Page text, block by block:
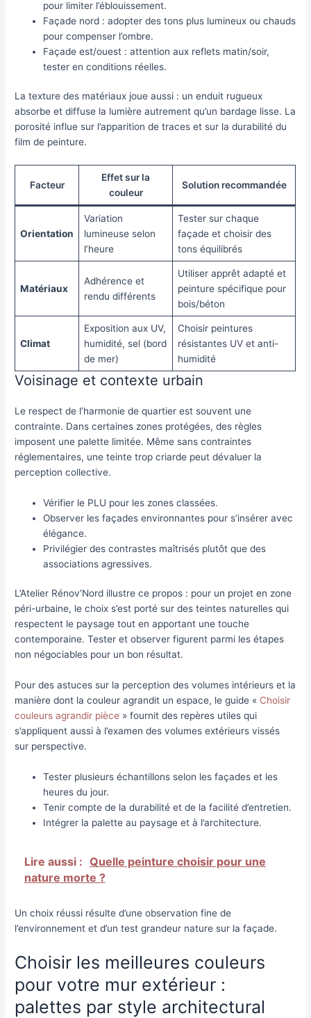
pour limiter l’éblouissement.
Façade nord : adopter des tons plus lumineux ou chauds
pour compenser l’ombre.
Façade est/ouest : attention aux reflets matin/soir,
tester en conditions réelles.
La texture des matériaux joue aussi : un enduit rugueux
absorbe et diffuse la lumière autrement qu’un bardage lisse. La
porosité influe sur l’apparition de traces et sur la durabilité du
film de peinture.
Facteur
Effet sur la
couleur
Solution recommandée
Orientation
Variation
lumineuse selon
l’heure
Tester sur chaque
façade et choisir des
tons équilibrés
Matériaux
Adhérence et
rendu différents
Utiliser apprêt adapté et
peinture spécifique pour
bois/béton
Climat
Exposition aux UV,
humidité, sel (bord
de mer)
Choisir peintures
résistantes UV et anti-
humidité
Voisinage et contexte urbain
Le respect de l’harmonie de quartier est souvent une
contrainte. Dans certaines zones protégées, des règles
imposent une palette limitée. Même sans contraintes
réglementaires, une teinte trop criarde peut dévaluer la
perception collective.
Vérifier le PLU pour les zones classées.
Observer les façades environnantes pour s’insérer avec
élégance.
Privilégier des contrastes maîtrisés plutôt que des
associations agressives.
L’Atelier Rénov’Nord illustre ce propos : pour un projet en zone
péri-urbaine, le choix s’est porté sur des teintes naturelles qui
respectent le paysage tout en apportant une touche
contemporaine. Tester et observer figurent parmi les étapes
non négociables pour un bon résultat.
Pour des astuces sur la perception des volumes intérieurs et la
manière dont la couleur agrandit un espace, le guide « Choisir
couleurs agrandir pièce » fournit des repères utiles qui
s’appliquent aussi à l’examen des volumes extérieurs vissés
sur perspective.
Tester plusieurs échantillons selon les façades et les
heures du jour.
Tenir compte de la durabilité et de la facilité d’entretien.
Intégrer la palette au paysage et à l’architecture.
Lire aussi : Quelle peinture choisir pour une
nature morte ?
Un choix réussi résulte d’une observation fine de
l’environnement et d’un test grandeur nature sur la façade.
Choisir les meilleures couleurs
pour votre mur extérieur :
palettes par style architectural